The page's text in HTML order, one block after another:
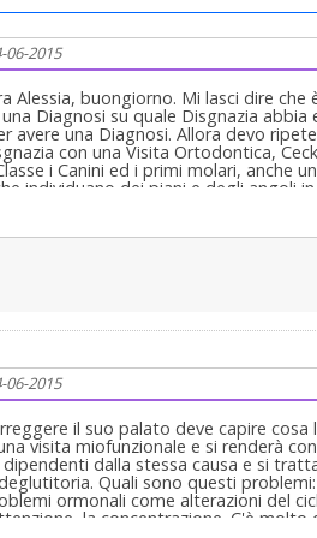
2015
Alessia, buongiorno. Mi lasci dire che
Diagnosi su quale Disgnazia
avere una Diagnosi. Allora devo
con una Visita Ortodontica,
i Canini ed i primi molari, anche
individuano dei piani e degli angoli
e che è compreso in più visite,
è come una progettazione
di espressioni , numeri e dati e,
un matematico il risultato di un
richiesta. Vede, siamo entrati in
Fronte in rapporto 1:1 e ovviamente
maxilofacciale per
sapere che la "saldatura" delle
anche prima e la sutura palatina
nei bambini. Quindi prima si inizia la
anche in un adulto è possibile
scheletrico è quindi necessario,
Fort di Tipo I. Ovvio che se ci si
Ortodonzia senza intervento.
tavolato osseo vestibolare molto
non "corporale" ma rotatorio degli
2015
il suo palato deve capire
visita miofunzionale e si renderà
dalla stessa causa e si
Quali sono questi
ormonali come alterazioni del
la concentrazione. C'è